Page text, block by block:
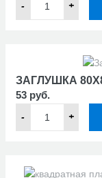
- +
ЗАГЛУШКА
53 руб.
- +